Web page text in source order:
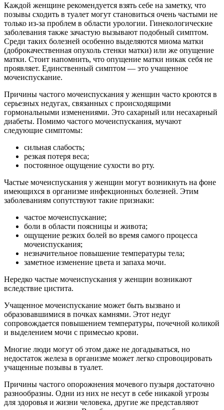
Каждой женщине рекомендуется взять себе на заметку, что
позывы сходить в туалет могут становиться очень частыми не
только из-за проблем в области урологии. Гинекологические
заболевания также зачастую вызывают подобный симптом.
Среди таких болезней особенно выделяются миома матки
(доброкачественная опухоль стенки матки) или же опущение
матки. Стоит напомнить, что опущение матки никак себя не
проявляет. Единственный симптом — это учащенное
мочеиспускание.
Причины частого мочеиспускания у женщин часто кроются в
серьезных недугах, связанных с происходящими
гормональными изменениями. Это сахарный или несахарный
диабеты. Помимо частого мочеиспускания, мучают
следующие симптомы:
сильная слабость;
резкая потеря веса;
постоянное ощущение сухости во рту.
Частые мочеиспускания у женщин могут возникнуть на фоне
имеющихся в организме инфекционных болезней. Этим
заболеваниям сопутствуют такие признаки:
частое мочеиспускание;
боли в области поясницы и живота;
ощущение резких болей во время самого процесса
мочеиспускания;
незначительное повышение температуры тела;
заметное изменение цвета и запаха мочи.
Нередко частые мочеиспускания у женщин возникают
вследствие цистита.
Учащенное мочеиспускание может быть вызвано и
образовавшимися в почках камнями. Этот недуг
сопровождается повышением температуры, почечной коликой
и выделением мочи с примесью крови.
Многие люди могут об этом даже не догадываться, но
недостаток железа в организме может легко спровоцировать
учащенные позывы в туалет.
Причины частого опорожнения мочевого пузыря достаточно
разнообразны. Одни из них не несут в себе никакой угрозы
для здоровья и жизни человека, другие же представляют